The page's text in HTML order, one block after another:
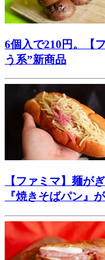
6個入で210円。【
う系”新商品
【ファミマ】麺が
『焼きそばパン』